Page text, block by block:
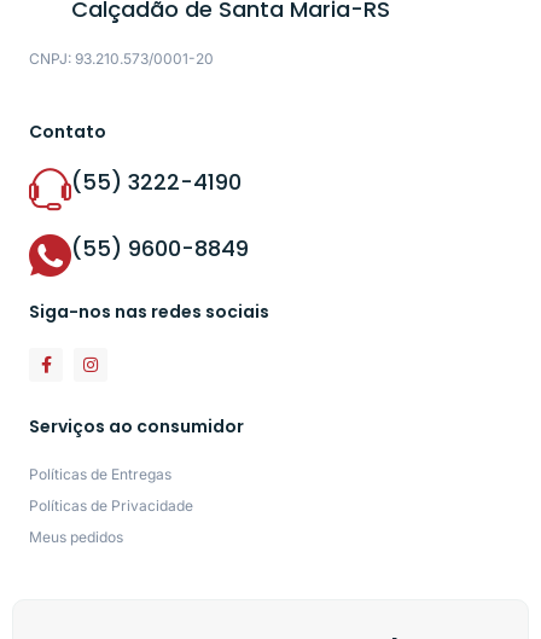
Calçadão de Santa Maria-RS
CNPJ: 93.210.573/0001-20
Contato
(55) 3222-4190
(55) 9600-8849
Siga-nos nas redes sociais
Serviços ao consumidor
Políticas de Entregas
Políticas de Privacidade
Meus pedidos